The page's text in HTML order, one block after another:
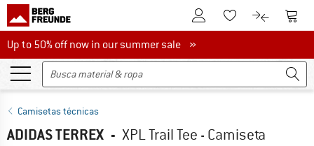
A la cuenta de cliente
A la lista de
A la A la
Up to 50% off now in our summer sale
Up to 50% off now in our summer sale »
Camisetas técnicas
ADIDAS TERREX - XPL Trail Tee - Camiseta